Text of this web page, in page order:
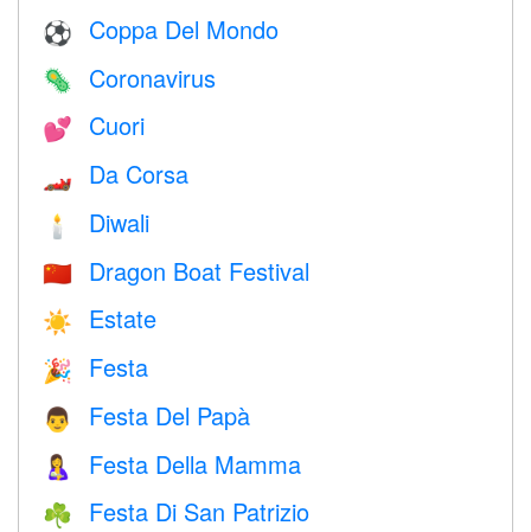
⚽ Coppa Del Mondo
🦠 Coronavirus
💕 Cuori
🏎 Da Corsa
🕯 Diwali
🇨🇳 Dragon Boat Festival
☀️ Estate
🎉 Festa
👨 Festa Del Papà
🤱 Festa Della Mamma
☘️ Festa Di San Patrizio